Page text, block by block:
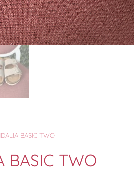
BASIC TWO
BASIC TWO